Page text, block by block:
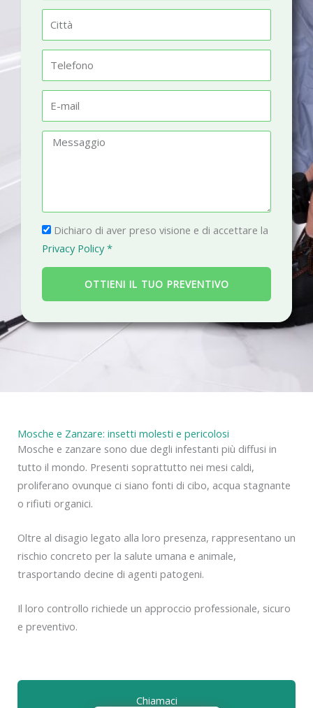
m
t
à
l
fm
a
g
g
i
P
r
i
a
c
Dichiaro di aver preso visione e di accettare la
Privacy Policy *
OTTIENI IL TUO PREVENTIVO
Chiamaci
Mosche e Zanzare: insetti molesti e pericolosi
Mosche e zanzare sono due degli infestanti più diffusi in
tutto il mondo. Presenti soprattutto nei mesi caldi,
proliferano ovunque ci siano fonti di cibo, acqua stagnante
o rifiuti organici.
Oltre al disagio legato alla loro presenza, rappresentano un
rischio concreto per la salute umana e animale,
trasportando decine di agenti patogeni.
Il loro controllo richiede un approccio professionale, sicuro
e preventivo.